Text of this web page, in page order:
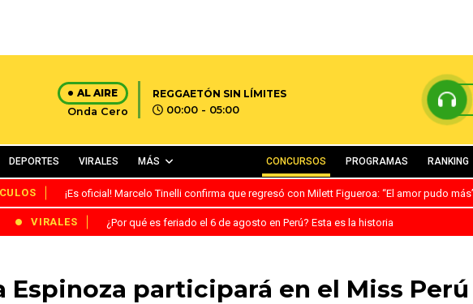
AL AIRE
Onda Cero
REGGAETÓN SIN LÍMITES
00:00 - 05:00
DEPORTES VIRALES MÁS CONCURSOS PROGRAMAS RANKING
¡Es oficial! Marcelo Tinelli confirma que regresó con Milett Figueroa: “El amor pudo
VIRALES ¿Por qué es feriado el 6 de agosto en Perú? Esta es la historia
Espinoza participará en el Miss Perú